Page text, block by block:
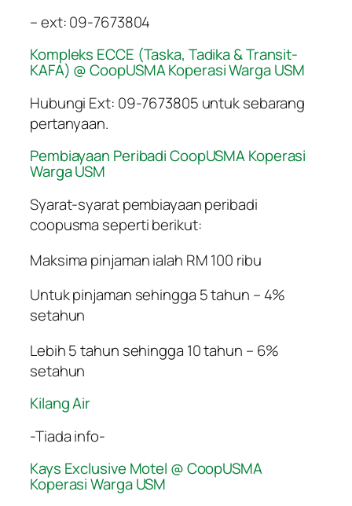
– ext: 09-7673804
Kompleks ECCE (Taska, Tadika & Transit-
KAFA) @ CoopUSMA Koperasi Warga USM
Hubungi Ext: 09-7673805 untuk sebarang
pertanyaan.
Pembiayaan Peribadi CoopUSMA Koperasi
Warga USM
Syarat-syarat pembiayaan peribadi
coopusma seperti berikut:
Maksima pinjaman ialah RM 100 ribu
Untuk pinjaman sehingga 5 tahun – 4%
setahun
Lebih 5 tahun sehingga 10 tahun – 6%
setahun
Kilang Air
-Tiada info-
Kays Exclusive Motel @ CoopUSMA
Koperasi Warga USM